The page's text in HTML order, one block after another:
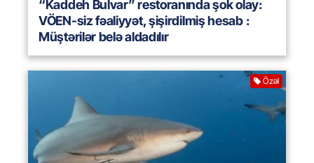
“Kaddeh Bulvar” restoranında şok olay:
VÖEN-siz fəaliyyət, şişirdilmiş hesab :
Müştərilər belə aldadılır
Özəl